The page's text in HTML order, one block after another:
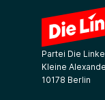
Partei Die Linke
Kleine
10178 Berlin